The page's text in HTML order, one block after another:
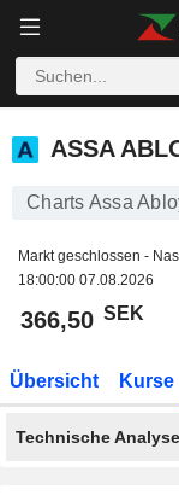
ASSA ABLOY
ASSA
Charts Assa
Markt geschlossen -
18:00:00 07.08.2026
366,50 SEK
Übersicht Kurse
Technische Analyse